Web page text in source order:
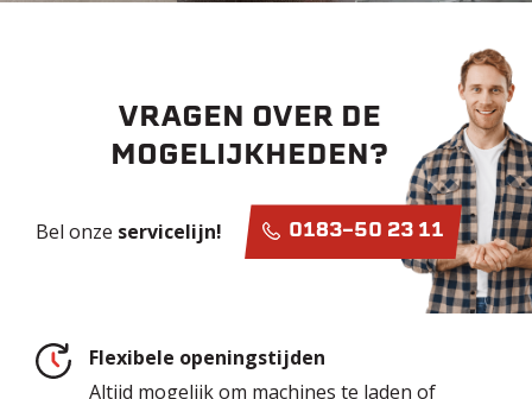
VRAGEN OVER DE
MOGELIJKHEDEN?
Bel onze servicelijn! 0183-50 23 11
Flexibele openingstijden
Altijd mogelijk om machines te laden of